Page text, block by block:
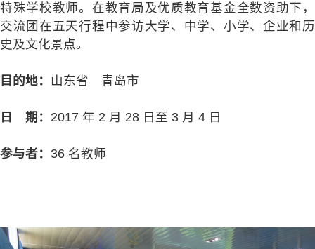
特殊学校教师。在教育局及优质教育基金全数资助下，
交流团在五天行程中参访大学、中学、小学、企业和历
史及文化景点。
目的地： 山东省 青岛市
日 期： 2017 年 2 月 28 日至 3 月 4 日
参与者： 36 名教师